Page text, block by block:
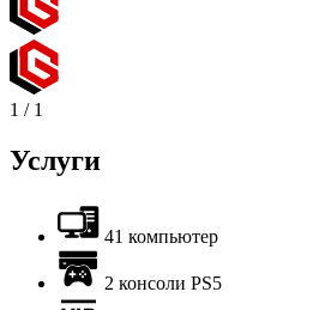
1 / 1
Услуги
41 компьютер
2 консоли PS5